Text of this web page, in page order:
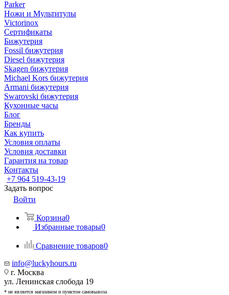
Parker
Ножи и Мультитулы
Victorinox
Сертификаты
Бижутерия
Fossil бижутерия
Diesel бижутерия
Skagen бижутерия
Michael Kors бижутерия
Armani бижутерия
Swarovski бижутерия
Кухонные часы
Блог
Бренды
Как купить
Условия оплаты
Условия доставки
Гарантия на товар
Контакты
+7 964 519-43-19
Задать вопрос
Войти
Корзина0
Избранные товары0
Сравнение товаров0
info@luckyhours.ru
г. Москва
ул. Ленинская слобода 19
* не является магазином и пунктом самовывоза